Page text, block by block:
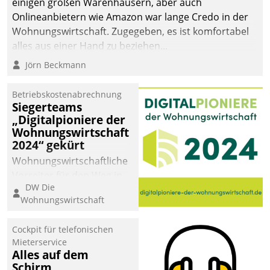
abgeben – rund um die
Uhr.
Onlineanbietern wie Amazon war lange Credo in der
Wohnungswirtschaft. Zugegeben, es ist komfortabel
alles aus einer Hand zu beziehen...
Jörn Beckmann
Betriebskostenabrechnung
Siegerteams
„Digitalpioniere der
Wohnungswirtschaft
2024“ gekürt
Wohnungswirtschaftliche
eine digitale Zukunft zu
finden, ist das Ziel des
der
Wohnungswirtschaft“.
Bewerben können sich
DW Die
Wohnungswirtschaft
Cockpit für telefonischen
Mieterservice
Alles auf dem